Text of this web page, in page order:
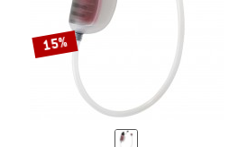
15%